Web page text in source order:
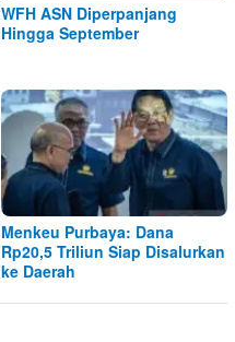
WFH ASN Diperpanjang
Hingga September
Menkeu Purbaya: Dana
Rp20,5 Triliun Siap Disalurkan
ke Daerah